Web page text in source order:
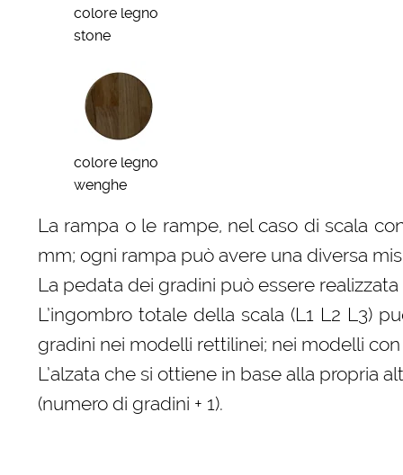
colore legno
stone
colore legno
wenghe
La rampa o le rampe, nel caso di scala
mm; ogni rampa può avere una diversa
La pedata dei gradini può essere
L’ingombro totale della scala (L1 L2 L3)
gradini nei modelli rettilinei; nei modelli
L’alzata che si ottiene in base alla
(numero di gradini + 1).